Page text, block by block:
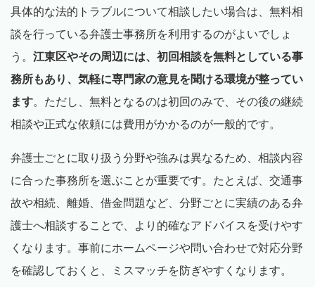
具体的な法的トラブルについて相談したい場合は、無料相
談を行っている弁護士事務所を利用するのがよいでしょ
う。 江東区やその周辺には、初回相談を無料としている事
務所もあり、気軽に専門家の意見を聞ける環境が整ってい
ます。ただし、無料となるのは初回のみで、その後の継続
相談や正式な依頼には費用がかかるのが一般的です。
弁護士ごとに取り扱う分野や強みは異なるため、相談内容
に合った事務所を選ぶことが重要です。たとえば、交通事
故や相続、離婚、借金問題など、分野ごとに実績のある弁
護士へ相談することで、より的確なアドバイスを受けやす
くなります。事前にホームページや問い合わせで対応分野
を確認しておくと、ミスマッチを防ぎやすくなります。